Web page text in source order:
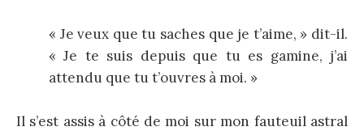
« Je veux que tu saches que je t’aime, » dit-il.
« Je te suis depuis que tu es gamine, j’ai
attendu que tu t’ouvres à moi. »
Il s’est assis à côté de moi sur mon fauteuil astral